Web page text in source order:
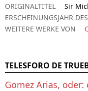
ORIGINALTITEL
Sir
ERSCHEINUNGSJAHR
WEITERE WERKE VON
TELESFORO DE
Gomez Arias,